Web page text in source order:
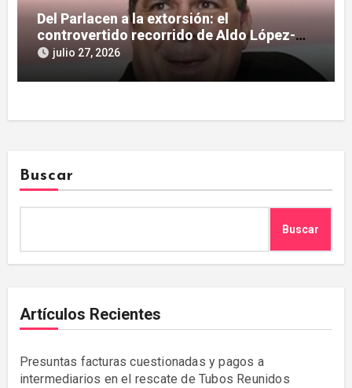
Del Parlacen a la extorsión: el
controvertido recorrido de Aldo López-
Tirone
julio 27, 2026
Buscar
Buscar
Artículos Recientes
Presuntas facturas cuestionadas y pagos a
intermediarios en el rescate de Tubos Reunidos